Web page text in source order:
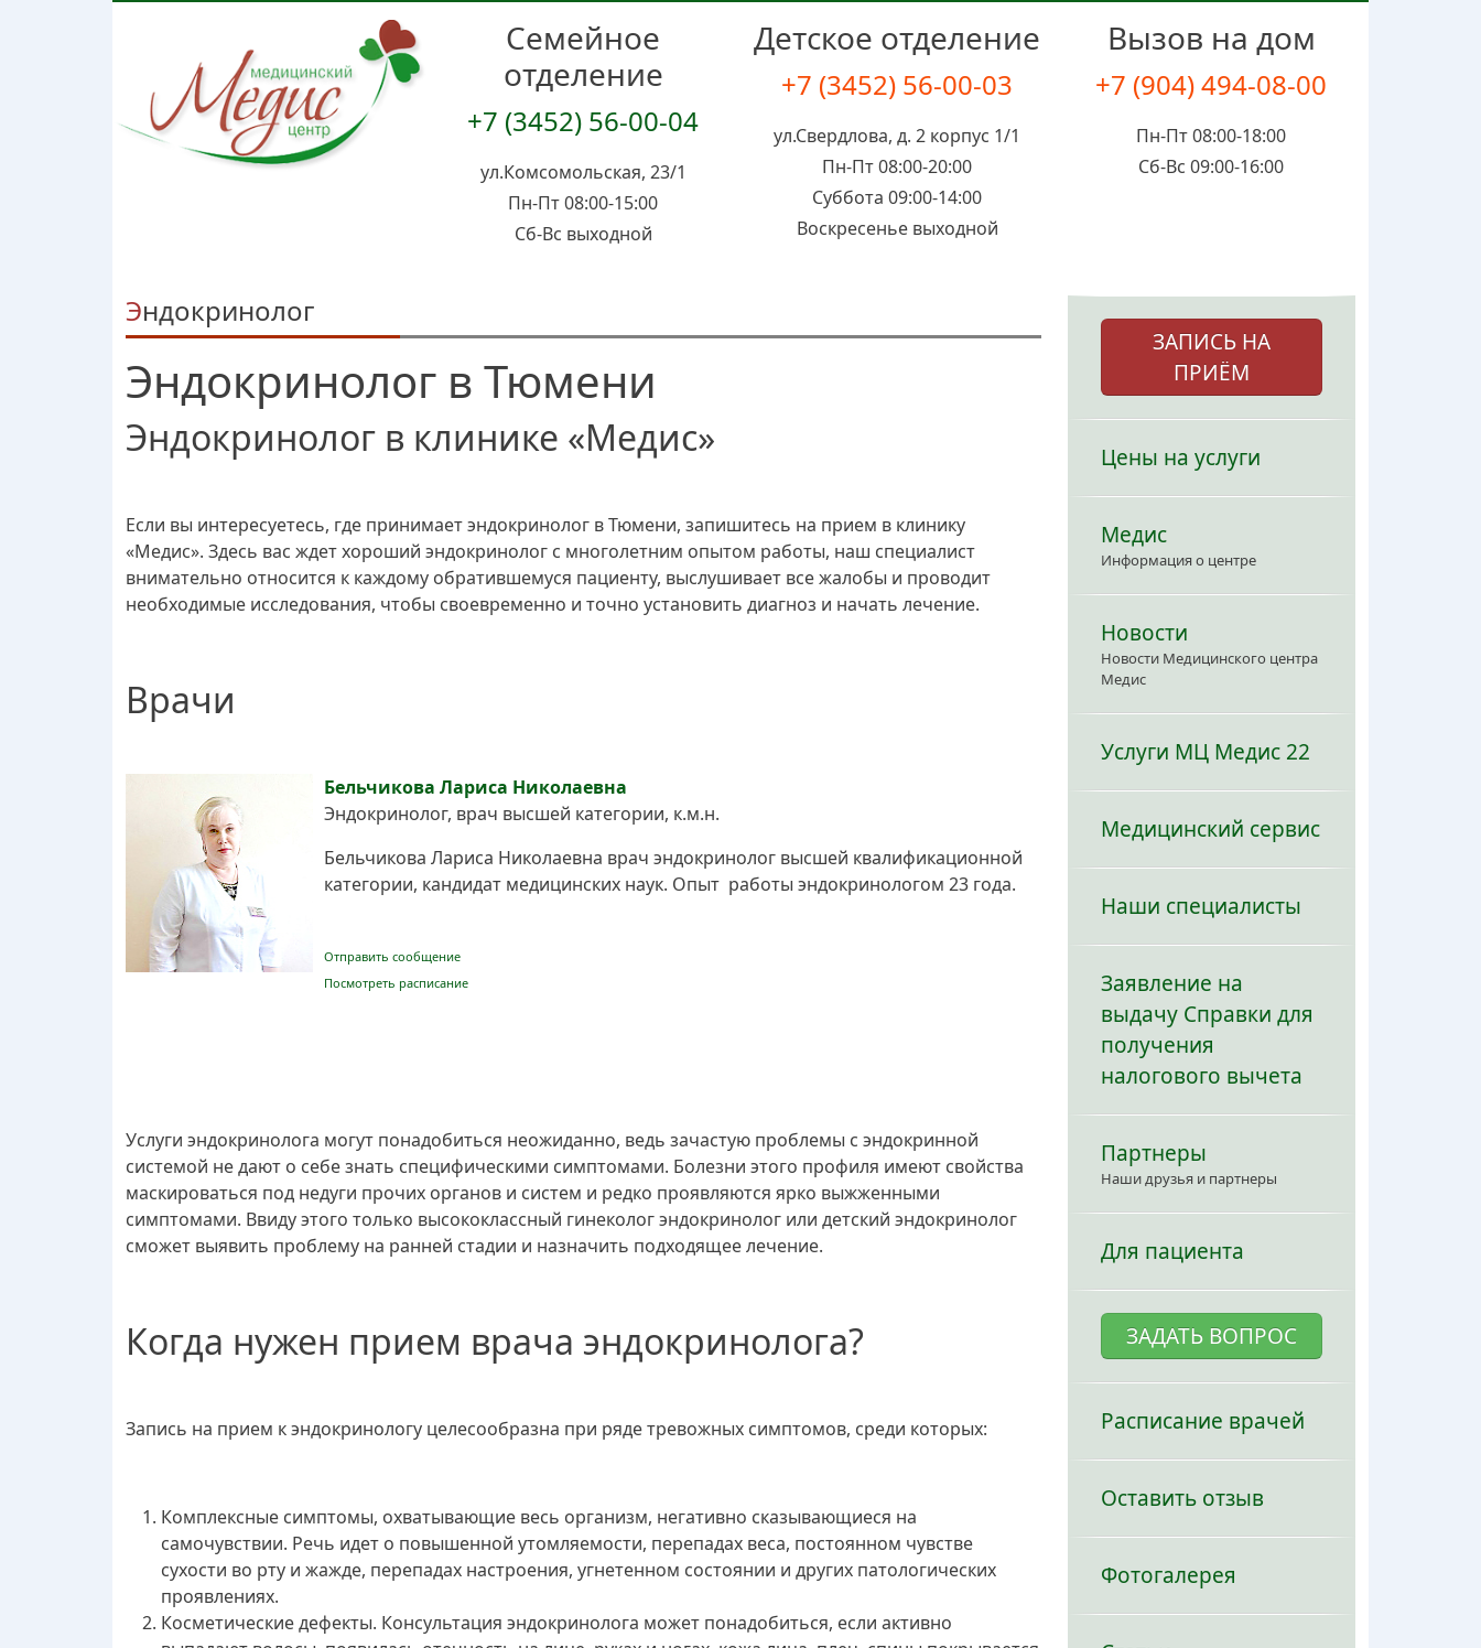
Семейное
отделение
+7 (3452) 56-00-04
ул.Комсомольская, 23/1
Пн-Пт 08:00-15:00
Сб-Вс выходной
Детское отделение
+7 (3452) 56-00-03
ул.Свердлова, д. 2 корпус 1/1
Пн-Пт 08:00-20:00
Суббота 09:00-14:00
Воскресенье выходной
Вызов на дом
+7 (904) 494-08-00
Пн-Пт 08:00-18:00
Сб-Вс 09:00-16:00
Эндокринолог
Эндокринолог в Тюмени
Эндокринолог в клинике «Медис»
Если вы интересуетесь, где принимает эндокринолог в Тюмени, запишитесь на прием в клинику
«Медис». Здесь вас ждет хороший эндокринолог с многолетним опытом работы, наш специалист
внимательно относится к каждому обратившемуся пациенту, выслушивает все жалобы и проводит
необходимые исследования, чтобы своевременно и точно установить диагноз и начать лечение.
Врачи
Бельчикова Лариса Николаевна
Эндокринолог, врач высшей категории, к.м.н.
Бельчикова Лариса Николаевна врач эндокринолог высшей квалификационной
категории, кандидат медицинских наук. Опыт работы эндокринологом 23 года.
Отправить сообщение
Посмотреть расписание
Услуги эндокринолога могут понадобиться неожиданно, ведь зачастую проблемы с эндокринной
системой не дают о себе знать специфическими симптомами. Болезни этого профиля имеют свойства
маскироваться под недуги прочих органов и систем и редко проявляются ярко выжженными
симптомами. Ввиду этого только высококлассный гинеколог эндокринолог или детский эндокринолог
сможет выявить проблему на ранней стадии и назначить подходящее лечение.
Когда нужен прием врача эндокринолога?
Запись на прием к эндокринологу целесообразна при ряде тревожных симптомов, среди которых:
Комплексные симптомы, охватывающие весь организм, негативно сказывающиеся на
самочувствии. Речь идет о повышенной утомляемости, перепадах веса, постоянном чувстве
сухости во рту и жажде, перепадах настроения, угнетенном состоянии и других патологических
проявлениях.
Косметические дефекты. Консультация эндокринолога может понадобиться, если активно
ЗАПИСЬ НА
ПРИЁМ
Цены на услуги
Медис
Информация о центре
Новости
Новости Медицинского центра
Медис
Услуги МЦ Медис 22
Медицинский сервис
Наши специалисты
Заявление на
выдачу Справки для
получения
налогового вычета
Партнеры
Наши друзья и партнеры
Для пациента
ЗАДАТЬ ВОПРОС
Расписание врачей
Оставить отзыв
Фотогалерея